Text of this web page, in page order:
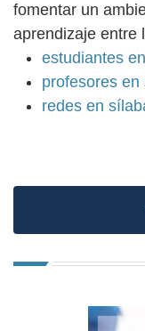
fomentar un
aprendizaje entre
estudiantes
profesores en
redes en